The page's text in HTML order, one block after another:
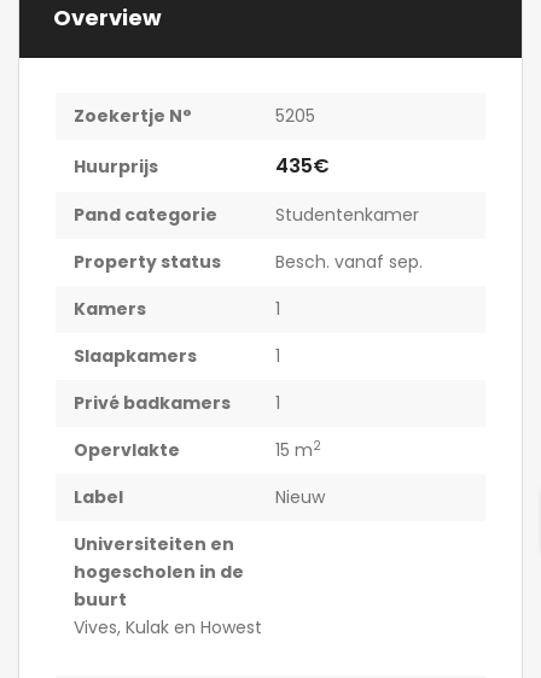
Overview
Zoekertje N° 5205
Huurprijs 435€
Pand categorie
Studentenkamer
Property status
Besch. vanaf sep.
Kamers
1
Slaapkamers
1
Privé badkamers
1
Opervlakte
15 m2
Label
Nieuw
Universiteiten en
hogescholen in de
buurt
Vives, Kulak en Howest